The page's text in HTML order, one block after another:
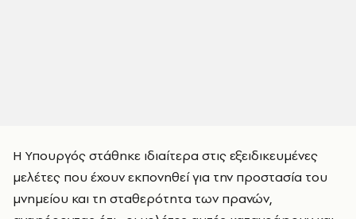
Η Υπουργός στάθηκε ιδιαίτερα στις εξειδικευμένες
μελέτες που έχουν εκπονηθεί για την προστασία του
μνημείου και τη σταθερότητα των πρανών,